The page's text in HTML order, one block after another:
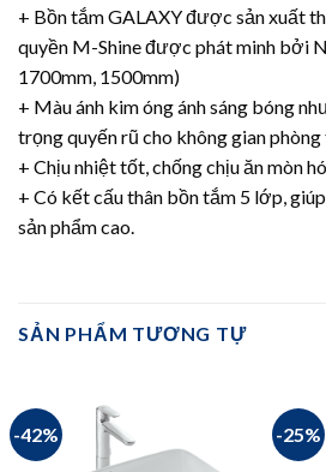
+ Bồn tắm GALAXY được sản xuất
quyền M-Shine được phát minh bởi
1700mm, 1500mm)
+ Màu ánh kim óng ánh sáng bóng
trọng quyến rũ cho không gian
+ Chịu nhiệt tốt, chống chịu ăn mòn
+ Có kết cấu thân bồn tắm 5 lớp,
sản phẩm cao.
SẢN PHẨM TƯƠNG TỰ
-42% -25%